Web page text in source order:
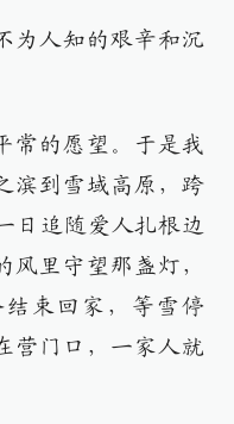
人知的艰辛和沉
常的愿望。于是我
滨到雪域高原，跨
日追随爱人扎根边
风里守望那盏灯，
束回家，等雪停
营门口，一家人就